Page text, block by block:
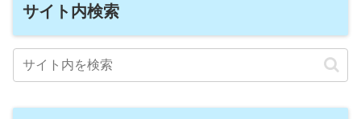
サイト内検索